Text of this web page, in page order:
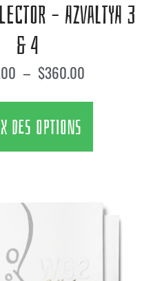
– AZVALTYA 3
& 4
– $360.00
DES OPTIONS